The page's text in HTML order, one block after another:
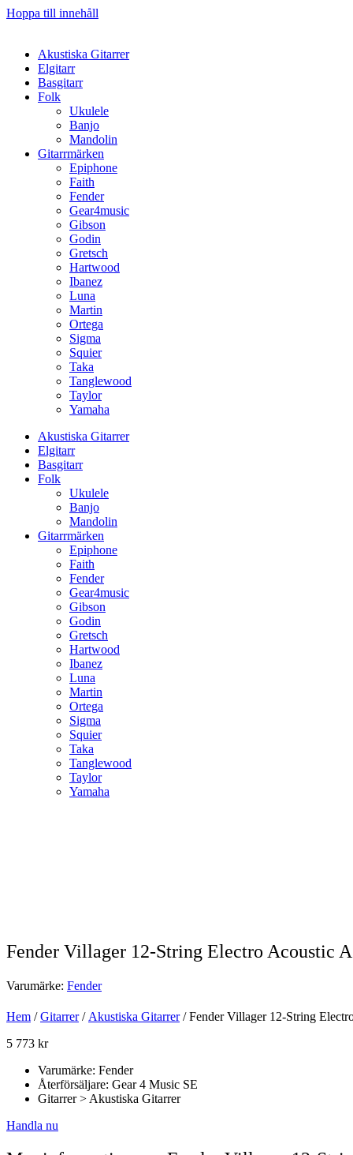
Hoppa till innehåll
Akustiska Gitarrer
Elgitarr
Basgitarr
Folk
Ukulele
Banjo
Mandolin
Gitarrmärken
Epiphone
Faith
Fender
Gear4music
Gibson
Godin
Gretsch
Hartwood
Ibanez
Luna
Martin
Ortega
Sigma
Squier
Taka
Tanglewood
Taylor
Yamaha
Akustiska Gitarrer
Elgitarr
Basgitarr
Folk
Ukulele
Banjo
Mandolin
Gitarrmärken
Epiphone
Faith
Fender
Gear4music
Gibson
Godin
Gretsch
Hartwood
Ibanez
Luna
Martin
Ortega
Sigma
Squier
Taka
Tanglewood
Taylor
Yamaha
Fender Villager 12-String Electro Acoustic
Varumärke: Fender
Hem /Gitarrer/Akustiska Gitarrer/ Fender Villager 12-String
5 773 kr
Varumärke: Fender
Återförsäljare: Gear 4 Music SE
Gitarrer > Akustiska Gitarrer
Handla nu